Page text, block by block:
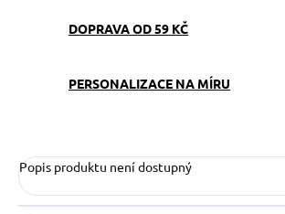
DOPRAVA OD 59 KČ
PERSONALIZACE NA MÍRU
Popis produktu není dostupný